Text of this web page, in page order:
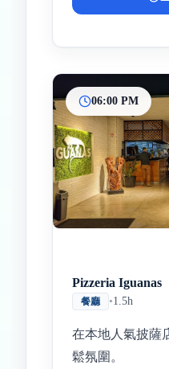
06:00 PM
Pizzeria Iguanas
餐廳 •1.5h
在本地人氣披薩
鬆氛圍。